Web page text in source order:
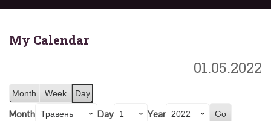
My Calendar
01.05.2022
Month Week Day
Month Day Year